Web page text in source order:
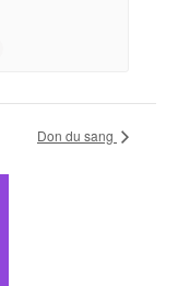
Don du sang